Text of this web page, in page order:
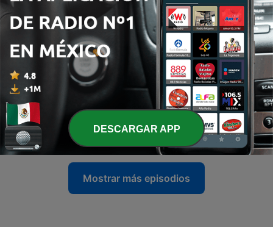
19 - LECCION 8 - PARTE 2
05 dic. 2023
18 - LECCION 8 - COMO EMPEZAR
28 nov. 2023
17 - LECCION 7 - PARTE 3
06 sep. 2023
- LECCION 7 - PARTE 2
03 sep. 2023
Mostrar más episodios
DESCARGAR APP